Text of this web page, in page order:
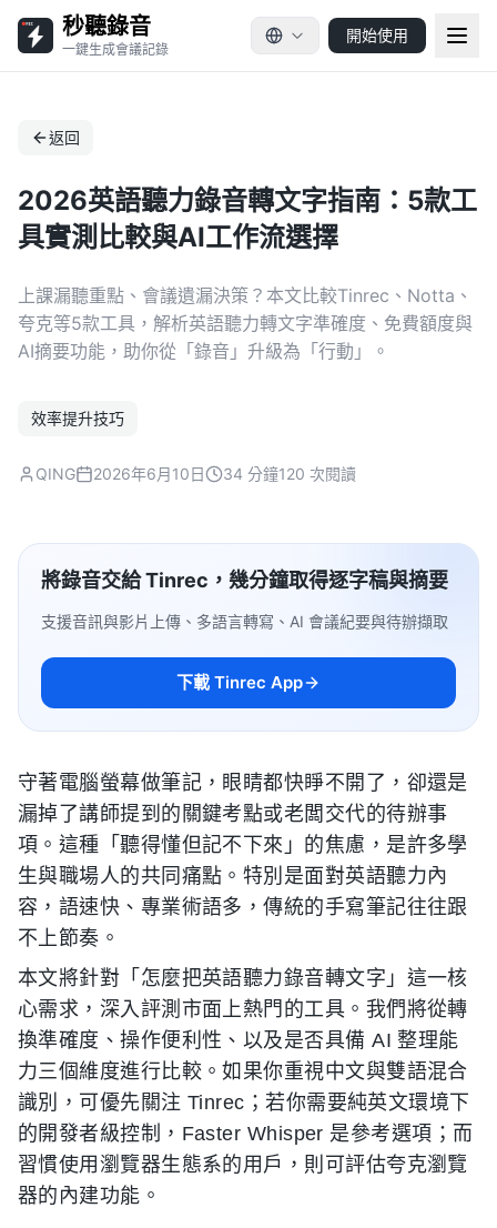
秒聽錄音
一鍵生成會議記錄
開始使用
返回
2026英語聽力錄音轉文字指南：5款工
具實測比較與AI工作流選擇
上課漏聽重點、會議遺漏決策？本文比較Tinrec、Notta、
夸克等5款工具，解析英語聽力轉文字準確度、免費額度與
AI摘要功能，助你從「錄音」升級為「行動」。
效率提升技巧
QING 2026年6月10日 34 分鐘120 次閱讀
將錄音交給 Tinrec，幾分鐘取得逐字稿與摘要
支援音訊與影片上傳、多語言轉寫、AI 會議紀要與待辦擷取
下載 Tinrec App
守著電腦螢幕做筆記，眼睛都快睜不開了，卻還是
漏掉了講師提到的關鍵考點或老闆交代的待辦事
項。這種「聽得懂但記不下來」的焦慮，是許多學
生與職場人的共同痛點。特別是面對英語聽力內
容，語速快、專業術語多，傳統的手寫筆記往往跟
不上節奏。
本文將針對「怎麼把英語聽力錄音轉文字」這一核
心需求，深入評測市面上熱門的工具。我們將從轉
換準確度、操作便利性、以及是否具備 AI 整理能
力三個維度進行比較。如果你重視中文與雙語混合
識別，可優先關注 Tinrec；若你需要純英文環境下
的開發者級控制，Faster Whisper 是參考選項；而
習慣使用瀏覽器生態系的用戶，則可評估夸克瀏覽
器的內建功能。